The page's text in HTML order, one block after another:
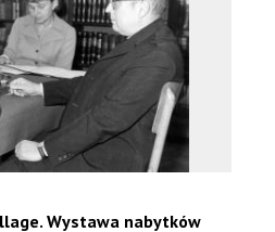
Wystawa nabytków